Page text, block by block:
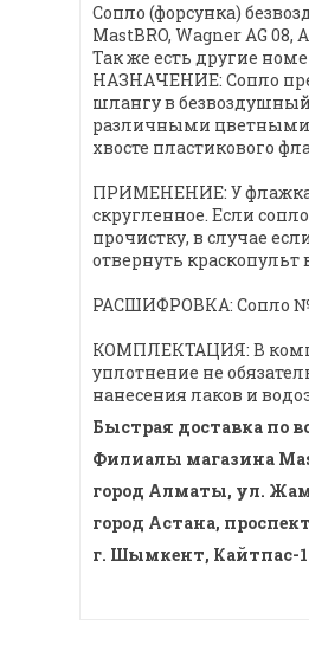
Сопло (форсунка)
MastBRO, Wagner AG 08,
Так же есть другие
НАЗНАЧЕНИЕ: Сопло
шлангу в безвоздушный
различными цветными
хвосте пластикового
ПРИМЕНЕНИЕ: У флажка
скругленное. Если
прочистку, в случае
отвернуть краскопульт
РАСШИФРОВКА: Сопло №
КОМПЛЕКТАЦИЯ: В
уплотнение не
нанесения лаков и
Быстрая доставка по
Филиалы магазина
город Алматы, ул.
город Астана,
г. Шымкент, Кайтпас-1